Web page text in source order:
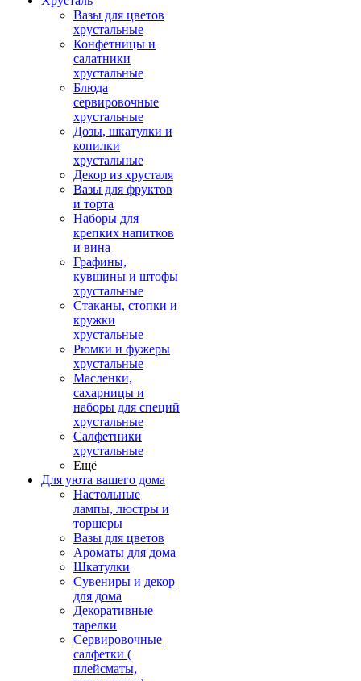
Вазы для цветов
хрустальные
Конфетницы и
салатники
хрустальные
Блюда
сервировочные
хрустальные
Дозы, шкатулки и
копилки
хрустальные
Декор из хрусталя
Вазы для фруктов
и торта
Наборы для
крепких напитков
и вина
Графины,
кувшины и штофы
хрустальные
Стаканы, стопки и
кружки
хрустальные
Рюмки и фужеры
хрустальные
Масленки,
сахарницы и
наборы для специй
хрустальные
Салфетники
хрустальные
Ещё
Для уюта вашего дома
Настольные
лампы, люстры и
торшеры
Вазы для цветов
Ароматы для дома
Шкатулки
Сувениры и декор
для дома
Декоративные
тарелки
Сервировочные
салфетки (
плейсматы,